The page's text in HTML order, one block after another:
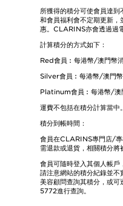
所獲得的積分可使會員達
和會員福利會不定期更新
惠。CLARINS亦會透過過
計算積分的方式如下：
Red會員︰每港幣/澳門幣
Silver會員︰每港幣/澳門
Platinum會員︰每港幣/澳
運費不包括在積分計算當中。
積分到帳時間：
會員在CLARINS專門店/專
需退款或退貨，相關積分將
會員可隨時登入其個人帳戶
請注意網站的積分紀錄並
美容顧問查詢其積分，或
5772進行查詢。